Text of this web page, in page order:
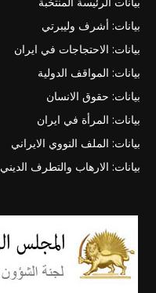
بيانات: أشرف وليبرتي
بيانات: الاحتجاجات في ايران
بيانات: المواقف الدولية
بيانات: حقوق الانسان
بيانات: المرأة في ايران
بيانات: الملف النووي الايراني
بيانات: الارهاب والتطرف الديني